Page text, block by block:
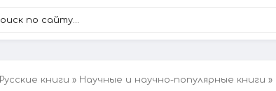
Русские книги » Научные и научно-популярные книги »